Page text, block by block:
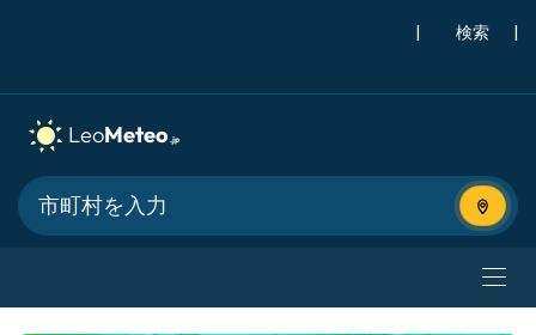
| |
現在地